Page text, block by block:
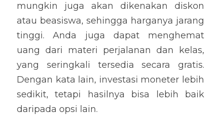
mungkin juga akan dikenakan diskon
atau beasiswa, sehingga harganya jarang
tinggi. Anda juga dapat menghemat
uang dari materi perjalanan dan kelas,
yang seringkali tersedia secara gratis.
Dengan kata lain, investasi moneter lebih
sedikit, tetapi hasilnya bisa lebih baik
daripada opsi lain.